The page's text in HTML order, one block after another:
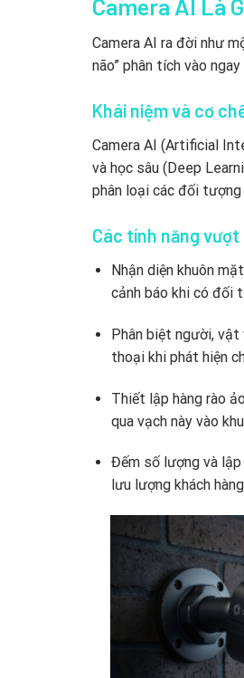
Camera AI ra đời như
não” phân tích vào
Khái niệm và cơ
Camera AI (Artificial
và học sâu (Deep
phân loại các đối
Các tính năng
Nhận diện khuôn
cảnh báo khi có đối
Phân biệt người, vật
thoại khi phát hiện
Thiết lập hàng rào
qua vạch này vào
Đếm số lượng và lập
lưu lượng khách